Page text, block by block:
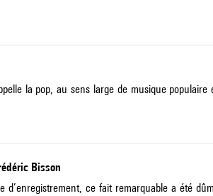
la pop, au sens large de musique
Bisson
ce fait remarquable a été